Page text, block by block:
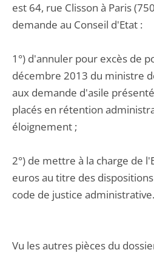
est 64, rue Clisson à Paris
demande au Conseil d'Etat :
1°) d'annuler pour excès de
décembre 2013 du ministre
aux demande d'asile
placés en rétention
éloignement ;
2°) de mettre à la charge de
euros au titre des
code de justice administrative.
Vu les autres pièces du